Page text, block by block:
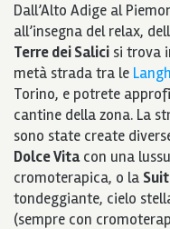
Dall’Alto Adige al
all’insegna del relax,
Terre dei Salici si trova
metà strada tra le
Torino, e potrete
cantine della zona. La
sono state create
Dolce Vitacon una
cromoterapica, o la
tondeggiante, cielo
(sempre con